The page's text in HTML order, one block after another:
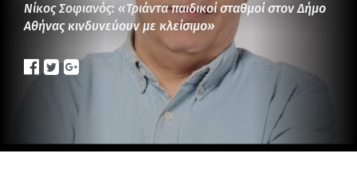
Νίκος Σοφιανός: «Τριάντα παιδικοί σταθμοί στον Δήμο
Αθήνας κινδυνεύουν με κλείσιμο»